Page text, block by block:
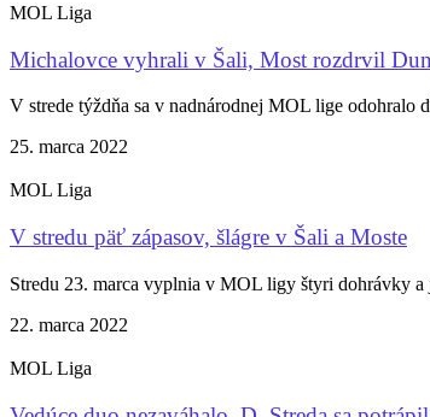
MOL Liga
Michalovce vyhrali v Šali, Most rozdrvil
V strede týždňa sa v nadnárodnej MOL lige
25. marca 2022
MOL Liga
V stredu päť zápasov, šlágre v Šali a Moste
Stredu 23. marca vyplnia v MOL ligy štyri dohrávky
22. marca 2022
MOL Liga